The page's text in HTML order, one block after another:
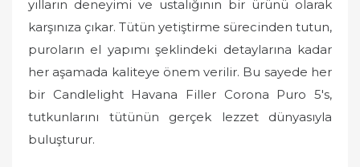
yılların deneyimi ve ustalığının bir ürünü olarak
karşınıza çıkar. Tütün yetiştirme sürecinden tutun,
puroların el yapımı şeklindeki detaylarına kadar
her aşamada kaliteye önem verilir. Bu sayede her
bir Candlelight Havana Filler Corona Puro 5's,
tutkunlarını tütünün gerçek lezzet dünyasıyla
buluşturur.